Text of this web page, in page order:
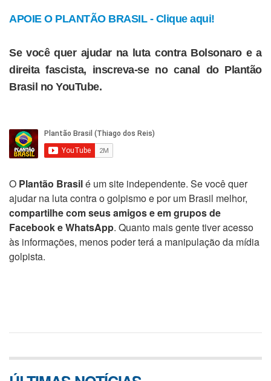
APOIE O PLANTÃO BRASIL - Clique aqui!
Se você quer ajudar na luta contra Bolsonaro e a
direita fascista, inscreva-se no canal do Plantão
Brasil no YouTube.
O Plantão Brasilé um site independente. Se você quer
ajudar na luta contra o golpismo e por um Brasil melhor,
compartilhe com seus amigos e em grupos de
Facebook e WhatsApp. Quanto mais gente tiver acesso
às informações, menos poder terá a manipulação da mídia
golpista.